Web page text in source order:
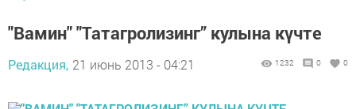
"Вамин" "Татагролизинг” кулына күчте
Редакция, 21 июнь 2013 - 04:21 1232 0 0